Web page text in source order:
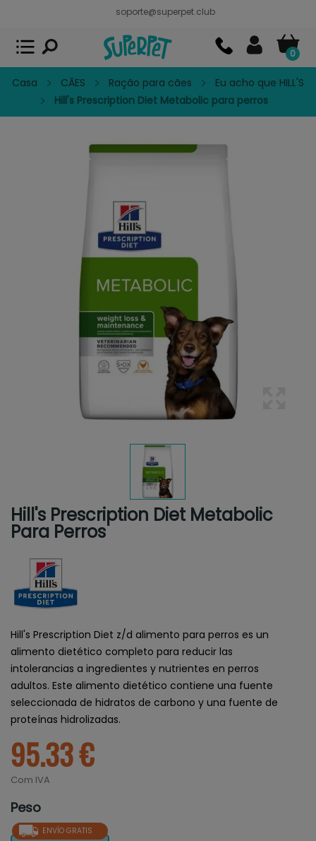
soporte@superpet.club
0
Casa CÃES Ração para cães
Eu acho que HILL'S
Hill's Prescription Diet Metabolic para perros
Hill's Prescription Diet Metabolic
Para Perros
Hill's Prescription Diet z/d alimento para perros es un
alimento dietético completo para reducir las
intolerancias a ingredientes y nutrientes en perros
adultos. Este alimento dietético contiene una fuente
seleccionada de hidratos de carbono y una fuente de
proteínas hidrolizadas.
95.33 €
Com IVA
Peso
ENVÍO GRATIS
Superpet, comida para mascotas
APP GRATIS - En Google Play